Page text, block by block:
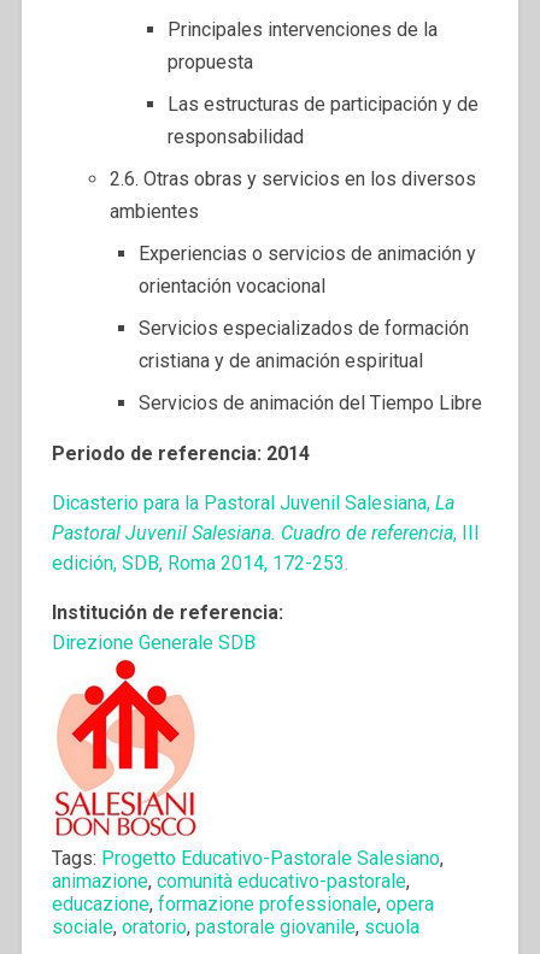
Principales intervenciones de la
propuesta
Las estructuras de participación y de
responsabilidad
2.6. Otras obras y servicios en los diversos
ambientes
Experiencias o servicios de animación y
orientación vocacional
Servicios especializados de formación
cristiana y de animación espiritual
Servicios de animación del Tiempo Libre
Periodo de referencia: 2014
Dicasterio para la Pastoral Juvenil Salesiana, La
Pastoral Juvenil Salesiana. Cuadro de referencia, III
edición, SDB, Roma 2014, 172-253.
Institución de referencia:
Direzione Generale SDB
Tags: Progetto Educativo-Pastorale Salesiano,
animazione, comunità educativo-pastorale,
educazione, formazione professionale, opera
sociale, oratorio, pastorale giovanile, scuola